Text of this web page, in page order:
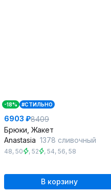
-18% #СТИЛЬНО
6903 ₽8409
Брюки, Жакет
Anastasia 1378 сливочный
48, 50 , 52 , 54, 56, 58
В корзину